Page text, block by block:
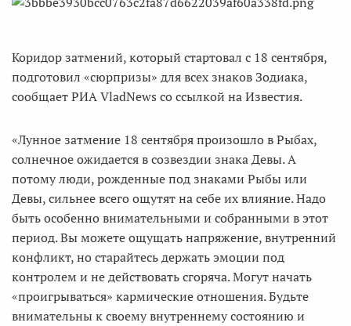
Коридор затмений, который стартовал с 18 сентября,
подготовил «сюрпризы» для всех знаков Зодиака,
сообщает РИА VladNews со ссылкой на Известия.
«Лунное затмение 18 сентября произошло в Рыбах,
солнечное ожидается в созвездии знака Девы. А
потому люди, рожденные под знаками Рыбы или
Девы, сильнее всего ощутят на себе их влияние. Надо
быть особенно внимательными и собранными в этот
период. Вы можете ощущать напряжение, внутренний
конфликт, но старайтесь держать эмоции под
контролем и не действовать сгоряча. Могут начать
«проигрываться» кармические отношения. Будьте
внимательны к своему внутреннему состоянию и